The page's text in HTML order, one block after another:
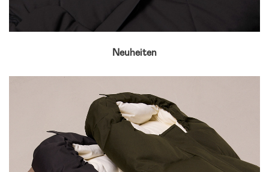
Neuheiten